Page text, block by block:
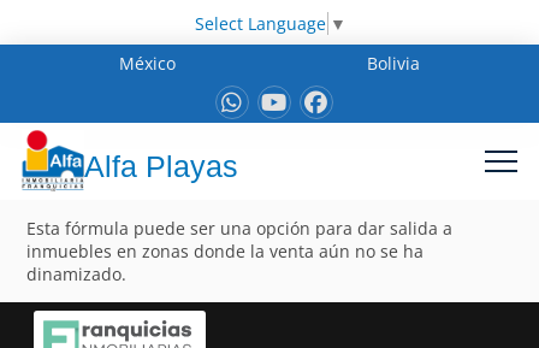
Select Language ▼
México
Bolivia
Alfa Playas
Esta fórmula puede ser una opción para dar salida a
inmuebles en zonas donde la venta aún no se ha
dinamizado.